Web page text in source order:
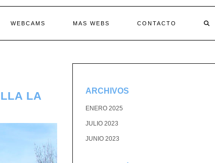
WEBCAMS MAS WEBS CONTACTO
LA
ARCHIVOS
ENERO 2025
JULIO 2023
JUNIO 2023